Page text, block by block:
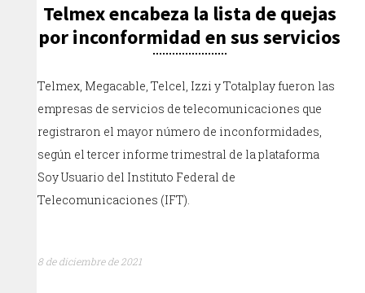
Telmex encabeza la lista de quejas
por inconformidad en sus servicios
Telmex, Megacable, Telcel, Izzi y Totalplay fueron las
empresas de servicios de telecomunicaciones que
registraron el mayor número de inconformidades,
según el tercer informe trimestral de la plataforma
Soy Usuario del Instituto Federal de
Telecomunicaciones (IFT).
8 de diciembre de 2021